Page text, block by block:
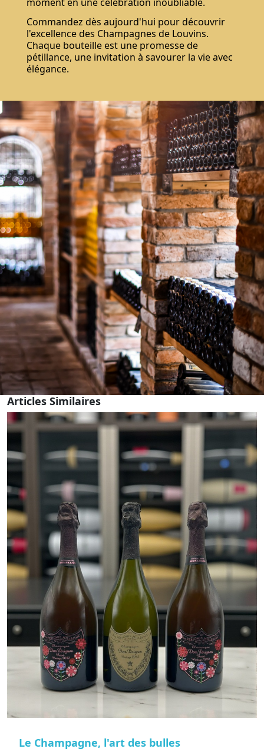
Commandez dès aujourd'hui pour découvrir
l'excellence des Champagnes de Louvins.
Chaque bouteille est une promesse de
pétillance, une invitation à savourer la vie avec
élégance.
Articles Similaires
Le Champagne, l'art des bulles